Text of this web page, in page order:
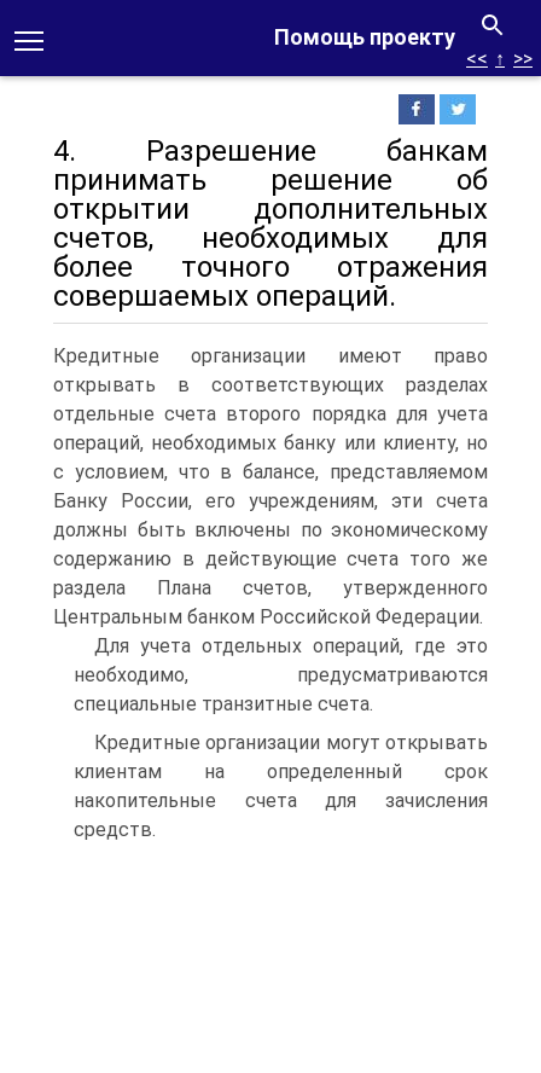
Помощь проекту
<< ↑ >>
4. Разрешение банкам
принимать решение об
открытии дополнительных
счетов, необходимых для
более точного отражения
совершаемых операций.
Кредитные организации имеют право
открывать в соответствующих разделах
отдельные счета второго порядка для учета
операций, необходимых банку или клиенту, но
с условием, что в балансе, представляемом
Банку России, его учреждениям, эти счета
должны быть включены по экономическому
содержанию в действующие счета того же
раздела Плана счетов, утвержденного
Центральным банком Российской Федерации.
Для учета отдельных операций, где это
необходимо, предусматриваются
специальные транзитные счета.
Кредитные организации могут открывать
клиентам на определенный срок
накопительные счета для зачисления
средств.